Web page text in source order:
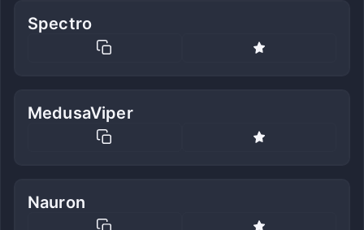
Spectro
MedusaViper
Nauron